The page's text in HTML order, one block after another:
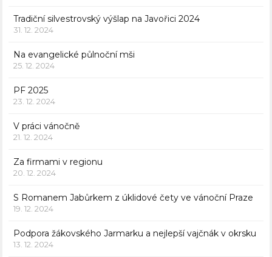
Tradiční silvestrovský výšlap na Javořici 2024
31. 12. 2024
Na evangelické půlnoční mši
25. 12. 2024
PF 2025
23. 12. 2024
V práci vánočně
21. 12. 2024
Za firmami v regionu
20. 12. 2024
S Romanem Jabůrkem z úklidové čety ve vánoční Praze
19. 12. 2024
Podpora žákovského Jarmarku a nejlepší vajčnák v okrsku
13. 12. 2024